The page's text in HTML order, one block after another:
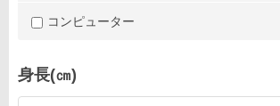
コンピューター
身長(㎝)